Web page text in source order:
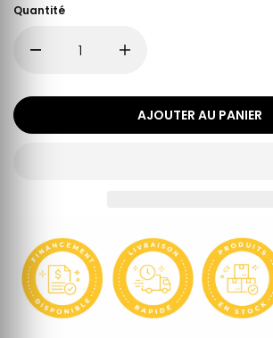
Quantité
AJOUTER AU PANIER